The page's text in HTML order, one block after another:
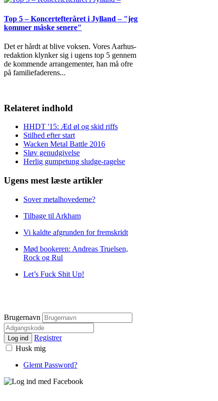
Top 5 – Koncertefteråret i Jylland – "jeg
kommer måske senere"
Det er hårdt at blive voksen. Vores Aarhus-
redaktion klynker sig i ugens top 5 gennem
de kommende arrangementer, han må ofre
på familiefaderens...
Relateret indhold
HHDT '15: Æd øl og skid riffs
Stilhed efter start
Wacken Metal Battle 2016
Sløv genudgivelse
Herlig gumpetung sludge-ragelse
Ugens mest læste artikler
Sover metalhovederne?
Tilbage til Arkham
Vi kaldte afgrunden for fremskridt
Mød bookeren: Andreas Truelsen,
Rock og Rul
Let’s Fuck Shit Up!
Brugernavn
Log ind
Registrer
Husk mig
Glemt Password?